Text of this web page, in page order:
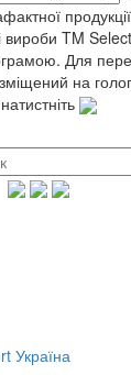
вироби TM
Для
на